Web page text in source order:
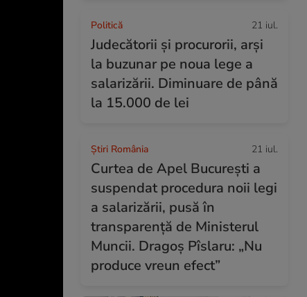
Politică 21 iul.
Judecătorii și procurorii, arși
la buzunar pe noua lege a
salarizării. Diminuare de până
la 15.000 de lei
Știri România 21 iul.
Curtea de Apel București a
suspendat procedura noii legi
a salarizării, pusă în
transparență de Ministerul
Muncii. Dragoș Pîslaru: „Nu
produce vreun efect”